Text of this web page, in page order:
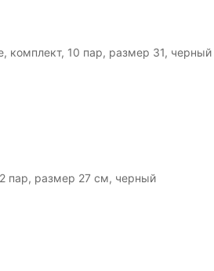
комплект, 10 пар, размер 31, черный
пар, размер 27 см, черный